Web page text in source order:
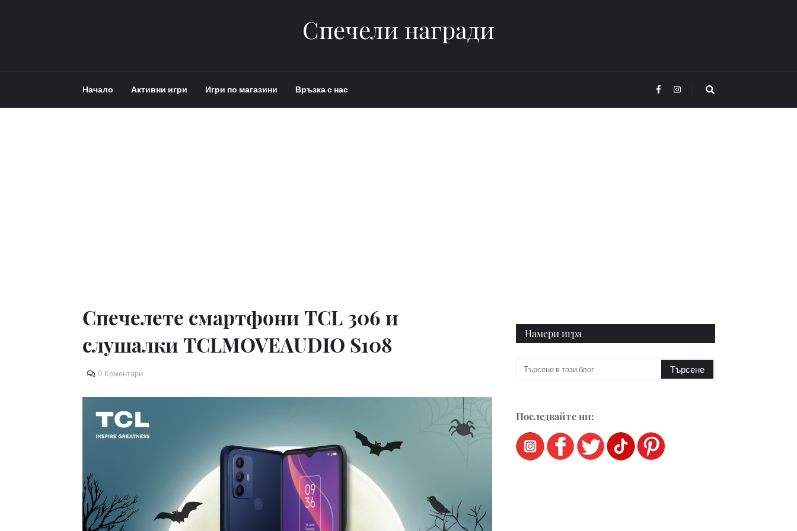
Спечели награди
Начало Активни игри Игри по магазини Връзка с нас
Спечелете смартфони TCL 306 и
слушалки TCLMOVEAUDIO S108
0 Коментари
Намери игра
Последвайте ни: